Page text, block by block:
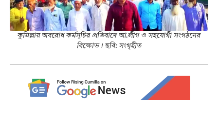
কুমিল্লায় অবরোধ কর্মসূচির প্রতিবাদে আ.লীগ ও সহযোগী সংগঠনের
বিক্ষোভ। ছবি: সংগৃহীত